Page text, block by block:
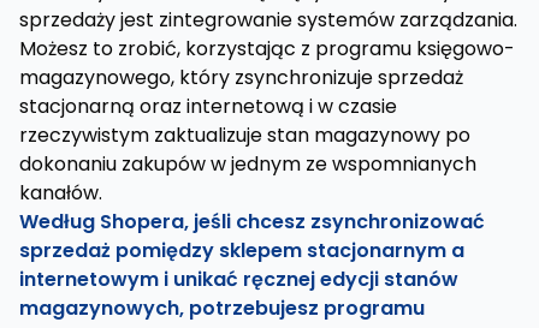
sprzedaży jest zintegrowanie systemów zarządzania.
Możesz to zrobić, korzystając z programu księgowo-
magazynowego, który zsynchronizuje sprzedaż
stacjonarną oraz internetową i w czasie
rzeczywistym zaktualizuje stan magazynowy po
dokonaniu zakupów w jednym ze wspomnianych
kanałów.
Według Shopera, jeśli chcesz zsynchronizować
sprzedaż pomiędzy sklepem stacjonarnym a
internetowym i unikać ręcznej edycji stanów
magazynowych, potrzebujesz programu